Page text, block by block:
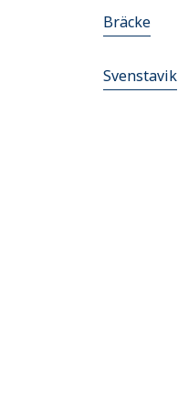
Bräcke
Svenstavik